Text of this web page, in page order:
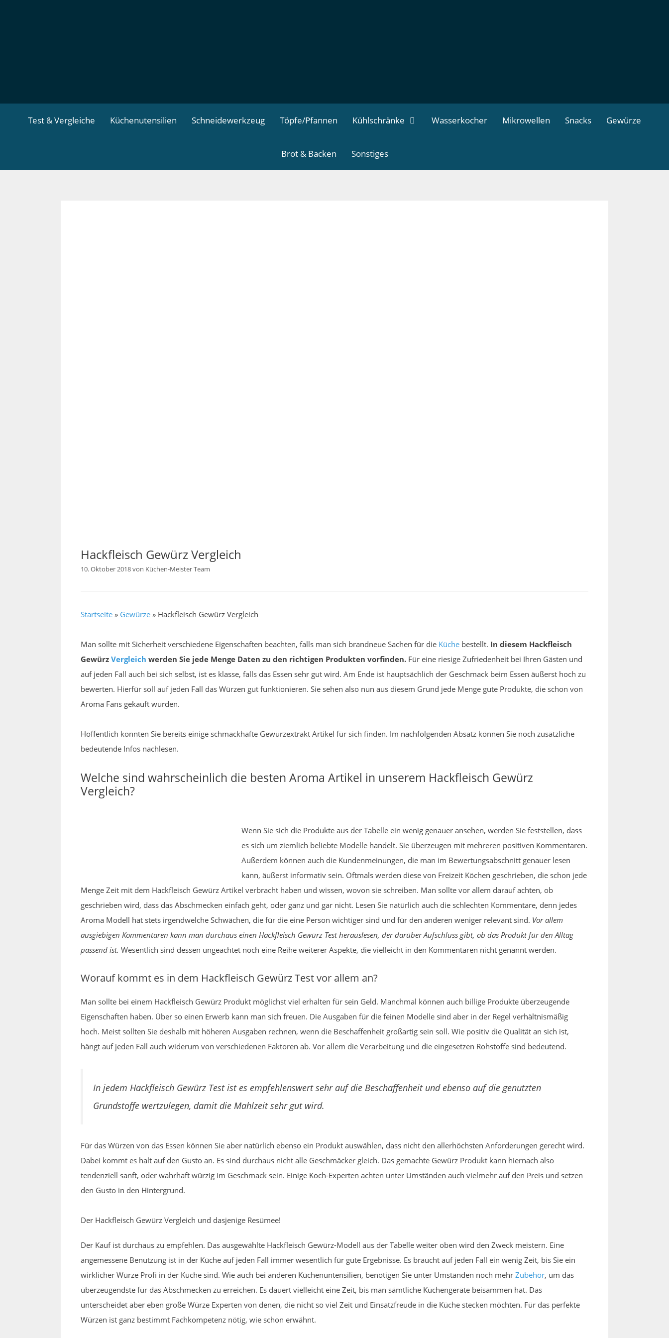
Test & Vergleiche Küchenutensilien Schneidewerkzeug Töpfe/Pfannen Kühlschränke Wasserkocher Mikrowellen Snacks Gewürze
Brot & Backen Sonstiges
Hackfleisch Gewürz Vergleich
10. Oktober 2018von Küchen-Meister Team
Startseite » Gewürze » Hackfleisch Gewürz Vergleich
Man sollte mit Sicherheit verschiedene Eigenschaften beachten, falls man sich brandneue Sachen für die Küche bestellt. In diesem Hackfleisch
Gewürz Vergleich werden Sie jede Menge Daten zu den richtigen Produkten vorfinden. Für eine riesige Zufriedenheit bei Ihren Gästen und
auf jeden Fall auch bei sich selbst, ist es klasse, falls das Essen sehr gut wird. Am Ende ist hauptsächlich der Geschmack beim Essen äußerst hoch zu
bewerten. Hierfür soll auf jeden Fall das Würzen gut funktionieren. Sie sehen also nun aus diesem Grund jede Menge gute Produkte, die schon von
Aroma Fans gekauft wurden.
Hoffentlich konnten Sie bereits einige schmackhafte Gewürzextrakt Artikel für sich finden. Im nachfolgenden Absatz können Sie noch zusätzliche
bedeutende Infos nachlesen.
Welche sind wahrscheinlich die besten Aroma Artikel in unserem Hackfleisch Gewürz
Vergleich?
Wenn Sie sich die Produkte aus der Tabelle ein wenig genauer ansehen, werden Sie feststellen, dass
es sich um ziemlich beliebte Modelle handelt. Sie überzeugen mit mehreren positiven Kommentaren.
Außerdem können auch die Kundenmeinungen, die man im Bewertungsabschnitt genauer lesen
kann, äußerst informativ sein. Oftmals werden diese von Freizeit Köchen geschrieben, die schon jede
Menge Zeit mit dem Hackfleisch Gewürz Artikel verbracht haben und wissen, wovon sie schreiben. Man sollte vor allem darauf achten, ob
geschrieben wird, dass das Abschmecken einfach geht, oder ganz und gar nicht. Lesen Sie natürlich auch die schlechten Kommentare, denn jedes
Aroma Modell hat stets irgendwelche Schwächen, die für die eine Person wichtiger sind und für den anderen weniger relevant sind. Vor allem
ausgiebigen Kommentaren kann man durchaus einen Hackfleisch Gewürz Test herauslesen, der darüber Aufschluss gibt, ob das Produkt für den Alltag
passend ist. Wesentlich sind dessen ungeachtet noch eine Reihe weiterer Aspekte, die vielleicht in den Kommentaren nicht genannt werden.
Worauf kommt es in dem Hackfleisch Gewürz Test vor allem an?
Man sollte bei einem Hackfleisch Gewürz Produkt möglichst viel erhalten für sein Geld. Manchmal können auch billige Produkte überzeugende
Eigenschaften haben. Über so einen Erwerb kann man sich freuen. Die Ausgaben für die feinen Modelle sind aber in der Regel verhältnismäßig
hoch. Meist sollten Sie deshalb mit höheren Ausgaben rechnen, wenn die Beschaffenheit großartig sein soll. Wie positiv die Qualität an sich ist,
hängt auf jeden Fall auch widerum von verschiedenen Faktoren ab. Vor allem die Verarbeitung und die eingesetzen Rohstoffe sind bedeutend.
In jedem Hackfleisch Gewürz Test ist es empfehlenswert sehr auf die Beschaffenheit und ebenso auf die genutzten
Grundstoffe wertzulegen, damit die Mahlzeit sehr gut wird.
Für das Würzen von das Essen können Sie aber natürlich ebenso ein Produkt auswählen, dass nicht den allerhöchsten Anforderungen gerecht wird.
Dabei kommt es halt auf den Gusto an. Es sind durchaus nicht alle Geschmäcker gleich. Das gemachte Gewürz Produkt kann hiernach also
tendenziell sanft, oder wahrhaft würzig im Geschmack sein. Einige Koch-Experten achten unter Umständen auch vielmehr auf den Preis und setzen
den Gusto in den Hintergrund.
Der Hackfleisch Gewürz Vergleich und dasjenige Resümee!
Der Kauf ist durchaus zu empfehlen. Das ausgewählte Hackfleisch Gewürz-Modell aus der Tabelle weiter oben wird den Zweck meistern. Eine
angemessene Benutzung ist in der Küche auf jeden Fall immer wesentlich für gute Ergebnisse. Es braucht auf jeden Fall ein wenig Zeit, bis Sie ein
wirklicher Würze Profi in der Küche sind. Wie auch bei anderen Küchenuntensilien, benötigen Sie unter Umständen noch mehr Zubehör, um das
überzeugendste für das Abschmecken zu erreichen. Es dauert vielleicht eine Zeit, bis man sämtliche Küchengeräte beisammen hat. Das
unterscheidet aber eben große Würze Experten von denen, die nicht so viel Zeit und Einsatzfreude in die Küche stecken möchten. Für das perfekte
Würzen ist ganz bestimmt Fachkompetenz nötig, wie schon erwähnt.